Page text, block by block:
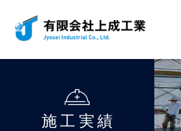
上成工業の強み
床コンクリート仕上げ
JS無機系床仕上げ工法
サーファー ロー
工法特許 機械特許
全て表示 土木施工
ごあいさつ 企業
施工実績